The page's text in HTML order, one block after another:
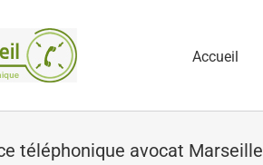
Accueil
téléphonique avocat Marseille